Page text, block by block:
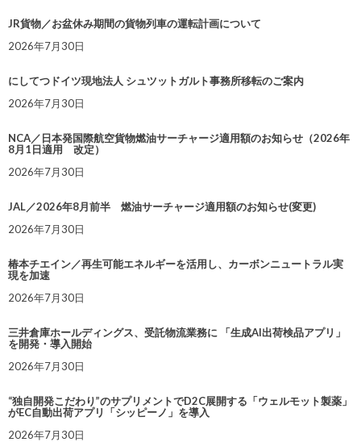
JR貨物／お盆休み期間の貨物列車の運転計画について
2026年7月30日
にしてつドイツ現地法人 シュツットガルト事務所移転のご案内
2026年7月30日
NCA／日本発国際航空貨物燃油サーチャージ適用額のお知らせ（2026年
8月1日適用 改定）
2026年7月30日
JAL／2026年8月前半 燃油サーチャージ適用額のお知らせ(変更)
2026年7月30日
椿本チエイン／再生可能エネルギーを活用し、カーボンニュートラル実
現を加速
2026年7月30日
三井倉庫ホールディングス、受託物流業務に 「生成AI出荷検品アプリ」
を開発・導入開始
2026年7月30日
“独自開発こだわり”のサプリメントでD2C展開する「ウェルモット製薬」
がEC自動出荷アプリ「シッピーノ」を導入
2026年7月30日